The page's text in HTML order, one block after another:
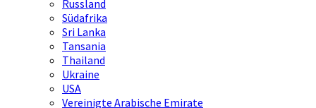
Russland
Südafrika
Sri Lanka
Tansania
Thailand
Ukraine
USA
Vereinigte Arabische Emirate